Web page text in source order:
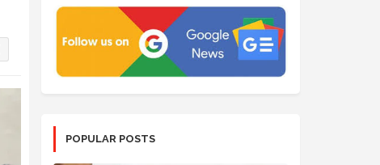
POPULAR POSTS